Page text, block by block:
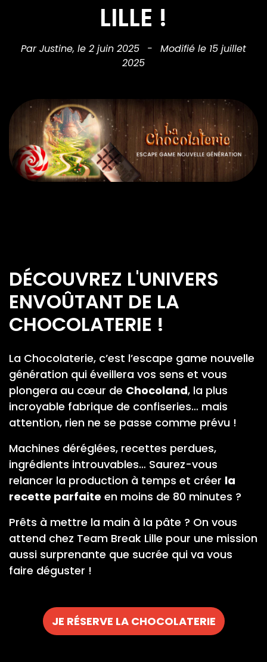
LILLE !
Par Justine, le 2 juin 2025 -
Modifié le 15 juillet
2025
DÉCOUVREZ L'UNIVERS
ENVOÛTANT DE LA
CHOCOLATERIE !
La Chocolaterie, c’est l’escape game nouvelle
génération qui éveillera vos sens et vous
plongera au cœur de Chocoland, la plus
incroyable fabrique de confiseries… mais
attention, rien ne se passe comme prévu !
Machines déréglées, recettes perdues,
ingrédients introuvables… Saurez-vous
relancer la production à temps et créer la
recette parfaite en moins de 80 minutes ?
Prêts à mettre la main à la pâte ? On vous
attend chez Team Break Lille pour une mission
aussi surprenante que sucrée qui va vous
faire déguster !
JE RÉSERVE LA CHOCOLATERIE